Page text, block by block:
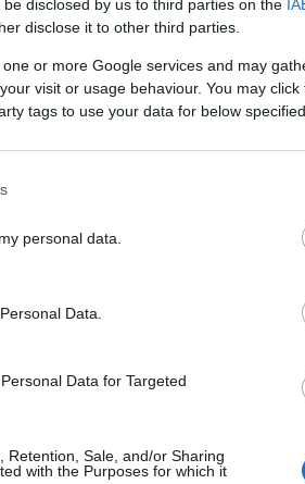
disclosed by us to third parties on the
disclose it to other third parties.
or more Google services and may
visit or usage behaviour. You may
tags to use your data for below
personal data.
Data.
Data for Targeted
Retention, Sale, and/or Sharing
with the Purposes for which it